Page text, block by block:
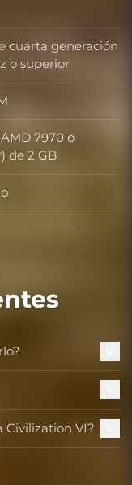
cuarta generación
o superior
7970 o
de 2 GB
Civilization VI?